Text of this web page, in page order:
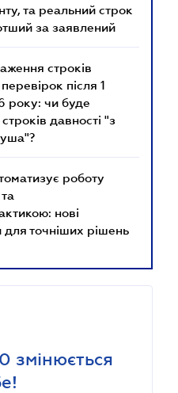
та реальний строк
за заявлений
строків
після 1
року: чи буде
давності "з
роботу
нові
для точніших рішень
змінюється